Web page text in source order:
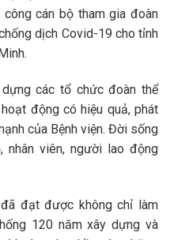
công cán bộ tham gia đoàn
dịch Covid-19 cho tỉnh
các tổ chức đoàn thể
động có hiệu quả, phát
của Bệnh viện. Đời sống
nhân viên, người lao động
đạt được không chỉ làm
120 năm xây dựng và